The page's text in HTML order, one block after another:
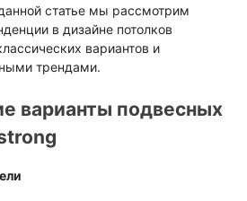
статье мы рассмотрим
в дизайне потолков
вариантов и
трендами.
варианты подвесных